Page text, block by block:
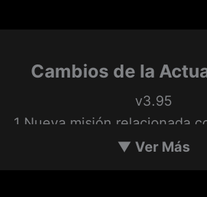
Cambios de la
v3.95
1 Nueva misión relacionada
Cathrine (se activa al día
▼ Ver Más